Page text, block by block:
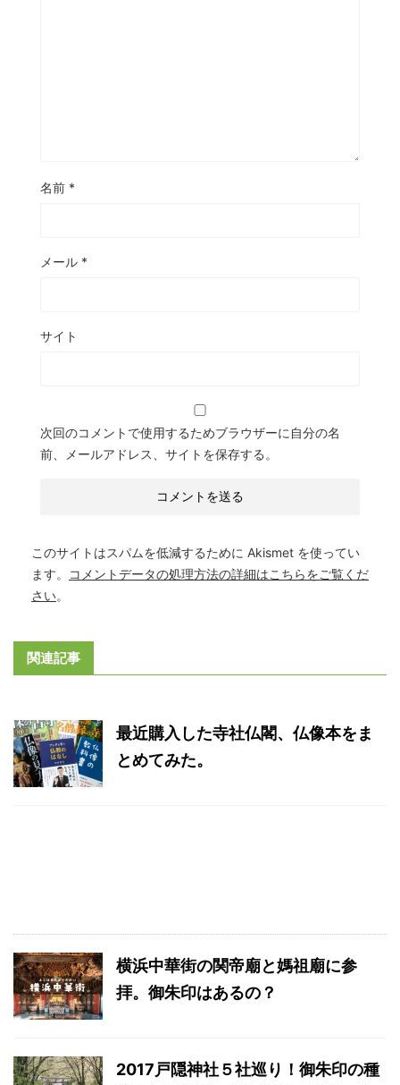
名前 *
メール *
サイト
次回のコメントで使用するためブラウザーに自分の名
前、メールアドレス、サイトを保存する。
このサイトはスパムを低減するために Akismet を使ってい
ます。
コメントデータの処理方法の詳細はこちらをご覧くだ
さい。
関連記事
最近購入した寺社仏閣、仏像本をま
とめてみた。
横浜中華街の関帝廟と媽祖廟に参
拝。御朱印はあるの？
2017戸隠神社５社巡り！御朱印の種